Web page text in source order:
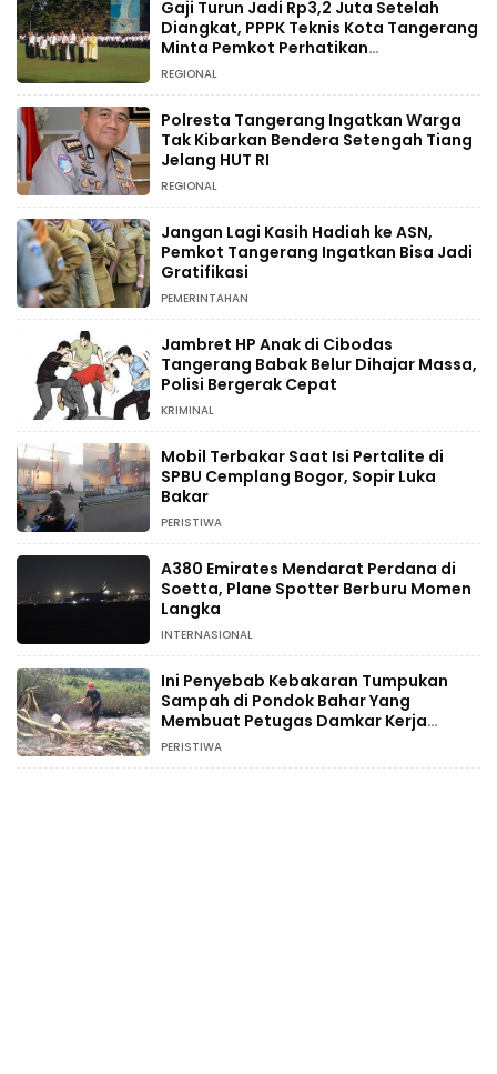
Gaji Turun Jadi Rp3,2 Juta Setelah
Diangkat, PPPK Teknis Kota Tangerang
Minta Pemkot Perhatikan
Kesejahteraan
REGIONAL
Polresta Tangerang Ingatkan Warga
Tak Kibarkan Bendera Setengah Tiang
Jelang HUT RI
REGIONAL
Jangan Lagi Kasih Hadiah ke ASN,
Pemkot Tangerang Ingatkan Bisa Jadi
Gratifikasi
PEMERINTAHAN
Jambret HP Anak di Cibodas
Tangerang Babak Belur Dihajar Massa,
Polisi Bergerak Cepat
KRIMINAL
Mobil Terbakar Saat Isi Pertalite di
SPBU Cemplang Bogor, Sopir Luka
Bakar
PERISTIWA
A380 Emirates Mendarat Perdana di
Soetta, Plane Spotter Berburu Momen
Langka
INTERNASIONAL
Ini Penyebab Kebakaran Tumpukan
Sampah di Pondok Bahar Yang
Membuat Petugas Damkar Kerja
Ekstra
PERISTIWA